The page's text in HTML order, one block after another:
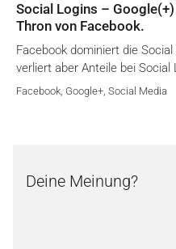
Social Logins –
Thron von Facebook.
Facebook dominiert die
verliert aber Anteile bei Social
Facebook, Google+, Social Media
Deine Meinung?